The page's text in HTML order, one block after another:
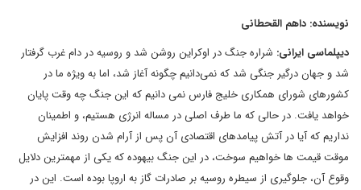
نویسنده: داهم القحطانی
دیپلماسی ایرانی: شراره جنگ در اوکراین روشن شد و روسیه در دام غرب گرفتار
شد و جهان درگیر جنگی شد که نمی‌دانیم چگونه آغاز شد، اما به ویژه ما در
کشورهای شورای همکاری خلیج فارس نمی دانیم که این جنگ چه وقت پایان
خواهد یافت. در حالی که ما طرف اصلی در مساله انرژی هستیم، و اطمینان
نداریم که آیا در آتش پیامدهای اقتصادی آن پس از آرام شدن روند افزایش
موقت قیمت ها خواهیم سوخت، در این جنگ بیهوده که یکی از مهمترین دلایل
وقوع آن، جلوگیری از سیطره روسیه بر صادرات گاز به اروپا بوده است. این در